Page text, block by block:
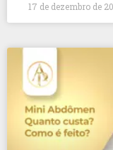
17 de dezembro de